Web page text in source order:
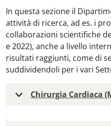
In questa sezione il
attività di ricerca, ad es. i
collaborazioni scientifiche
e 2022), anche a livello
risultati raggiunti, come di
suddividendoli per i vari
Chirurgia Cardiaca